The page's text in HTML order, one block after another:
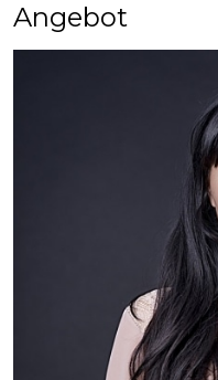
Angebot